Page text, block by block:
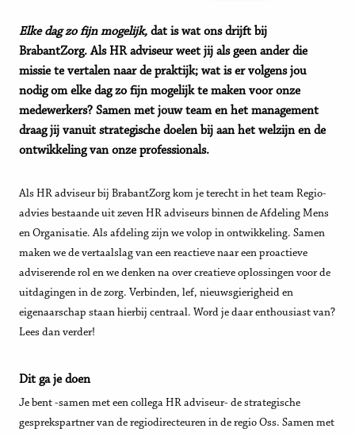
Elke dag zo fijn mogelijk, dat is wat ons drijft bij
BrabantZorg. Als HR adviseur weet jij als geen ander die
missie te vertalen naar de praktijk; wat is er volgens jou
nodig om elke dag zo fijn mogelijk te maken voor onze
medewerkers? Samen met jouw team en het management
draag jij vanuit strategische doelen bij aan het welzijn en de
ontwikkeling van onze professionals.
Als HR adviseur bij BrabantZorg kom je terecht in het team Regio-
advies bestaande uit zeven HR adviseurs binnen de Afdeling Mens
en Organisatie. Als afdeling zijn we volop in ontwikkeling. Samen
maken we de vertaalslag van een reactieve naar een proactieve
adviserende rol en we denken na over creatieve oplossingen voor de
uitdagingen in de zorg. Verbinden, lef, nieuwsgierigheid en
eigenaarschap staan hierbij centraal. Word je daar enthousiast van?
Lees dan verder!
Dit ga je doen
Je bent -samen met een collega HR adviseur- de strategische
gesprekspartner van de regiodirecteuren in de regio Oss. Samen met